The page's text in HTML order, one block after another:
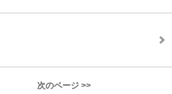
次のページ >>